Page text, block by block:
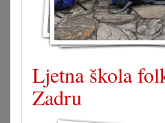
Ljetna škola
Zadru